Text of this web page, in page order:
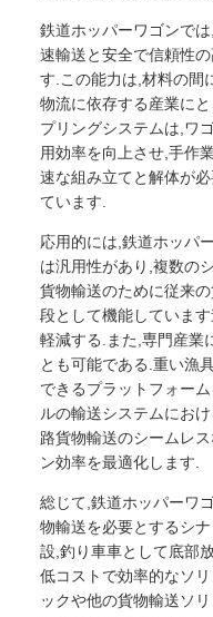
鉄道ホッパーワゴンで
速輸送と安全で信頼性
す.この能力は,材料の間
物流に依存する産業に
プリングシステムは,ワ
用効率を向上させ,手作
速な組み立てと解体が
ています.
応用的には,鉄道ホッパ
は汎用性があり,複数の
貨物輸送のために従来
段として機能していま
軽減する.また,専門産業
とも可能である.重い漁
できるプラットフォー
ルの輸送システムにお
路貨物輸送のシームレ
ン効率を最適化します.
総じて,鉄道ホッパーワ
物輸送を必要とするシ
設,釣り車車として底部
低コストで効率的なソ
ックや他の貨物輸送ソ